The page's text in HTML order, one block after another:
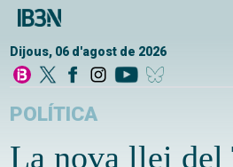
Dijous, 06 d'agost de 2026
POLÍTICA
La nova llei del